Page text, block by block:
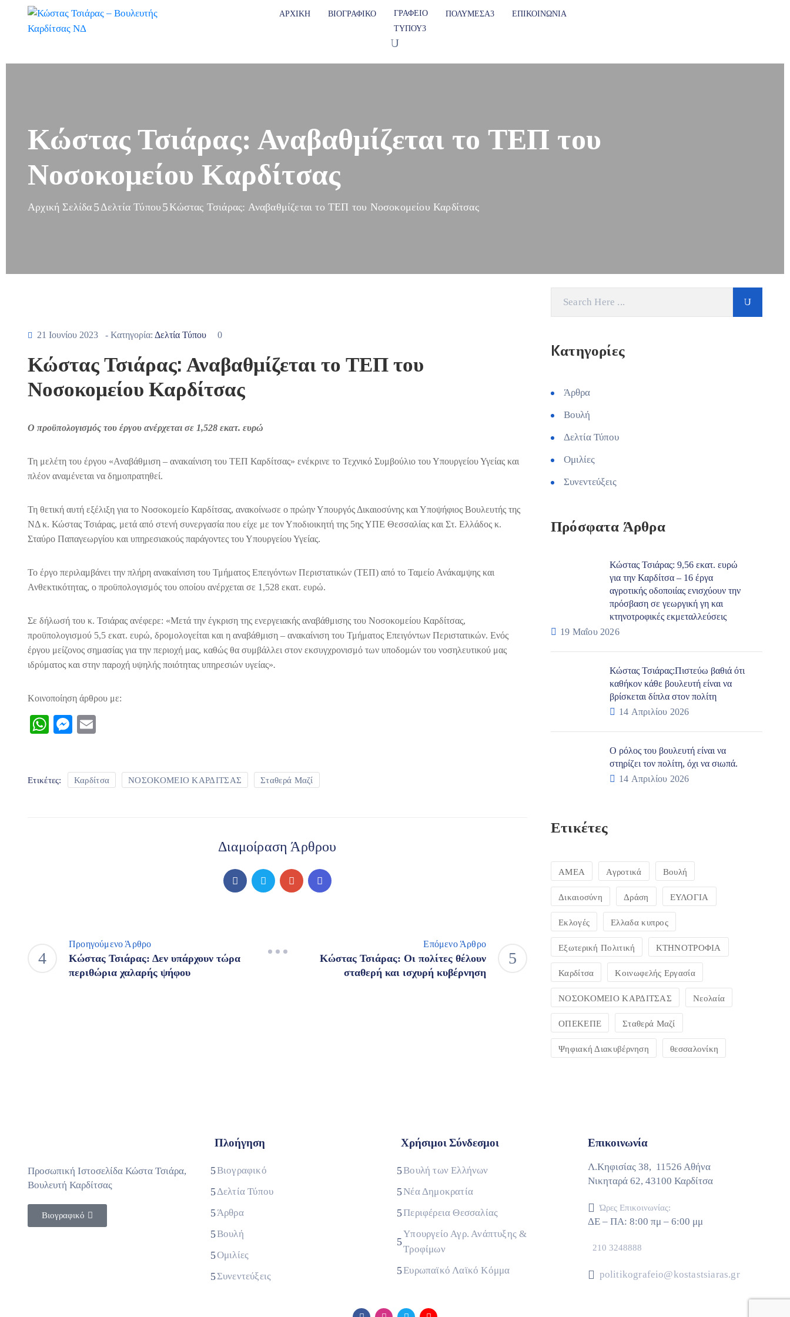
ΑΡΧΙΚΉ ΒΙΟΓΡΑΦΙΚΌ
ΓΡΑΦΕΊΟ
ΤΎΠΟΥ
ΠΟΛΥΜΈΣΑ ΕΠΙΚΟΙΝΩΝΊΑ
Κώστας Τσιάρας: Αναβαθμίζεται το ΤΕΠ του
Νοσοκομείου Καρδίτσας
Αρχική Σελίδα Δελτία Τύπου Κώστας Τσιάρας: Αναβαθμίζεται το ΤΕΠ του Νοσοκομείου Καρδίτσας
21 Ιουνίου 2023 - Κατηγορία: Δελτία Τύπου 0
Κώστας Τσιάρας: Αναβαθμίζεται το ΤΕΠ του
Νοσοκομείου Καρδίτσας
Ο προϋπολογισμός του έργου ανέρχεται σε 1,528 εκατ. ευρώ
Τη μελέτη του έργου «Αναβάθμιση – ανακαίνιση του ΤΕΠ Καρδίτσας» ενέκρινε το Τεχνικό Συμβούλιο του Υπουργείου Υγείας και
πλέον αναμένεται να δημοπρατηθεί.
Τη θετική αυτή εξέλιξη για το Νοσοκομείο Καρδίτσας, ανακοίνωσε ο πρώην Υπουργός Δικαιοσύνης και Υποψήφιος Βουλευτής της
ΝΔ κ. Κώστας Τσιάρας, μετά από στενή συνεργασία που είχε με τον Υποδιοικητή της 5ης ΥΠΕ Θεσσαλίας και Στ. Ελλάδος κ.
Σταύρο Παπαγεωργίου και υπηρεσιακούς παράγοντες του Υπουργείου Υγείας.
Το έργο περιλαμβάνει την πλήρη ανακαίνιση του Τμήματος Επειγόντων Περιστατικών (ΤΕΠ) από το Ταμείο Ανάκαμψης και
Ανθεκτικότητας, ο προϋπολογισμός του οποίου ανέρχεται σε 1,528 εκατ. ευρώ.
Σε δήλωσή του κ. Τσιάρας ανέφερε: «Μετά την έγκριση της ενεργειακής αναβάθμισης του Νοσοκομείου Καρδίτσας,
προϋπολογισμού 5,5 εκατ. ευρώ, δρομολογείται και η αναβάθμιση – ανακαίνιση του Τμήματος Επειγόντων Περιστατικών. Ενός
έργου μείζονος σημασίας για την περιοχή μας, καθώς θα συμβάλλει στον εκσυγχρονισμό των υποδομών του νοσηλευτικού μας
ιδρύματος και στην παροχή υψηλής ποιότητας υπηρεσιών υγείας».
Κοινοποίηση άρθρου με:
WhatsApp
Messenger
Ετικέτες: Καρδίτσα ΝΟΣΟΚΟΜΕΙΟ ΚΑΡΔΙΤΣΑΣ Σταθερά Μαζί
Διαμοίραση Άρθρου
Προηγούμενο Άρθρο
Κώστας Τσιάρας: Δεν υπάρχουν τώρα
περιθώρια χαλαρής ψήφου
Επόμενο Άρθρο
Κώστας Τσιάρας: Οι πολίτες θέλουν
σταθερή και ισχυρή κυβέρνηση
Kατηγορίες
Άρθρα
Βουλή
Δελτία Τύπου
Ομιλίες
Συνεντεύξεις
Πρόσφατα Άρθρα
Κώστας Τσιάρας: 9,56 εκατ. ευρώ
για την Καρδίτσα – 16 έργα
αγροτικής οδοποιίας ενισχύουν την
πρόσβαση σε γεωργική γη και
κτηνοτροφικές εκμεταλλεύσεις
19 Μαΐου 2026
Κώστας Τσιάρας:Πιστεύω βαθιά ότι
καθήκον κάθε βουλευτή είναι να
βρίσκεται δίπλα στον πολίτη
14 Απριλίου 2026
Ο ρόλος του βουλευτή είναι να
στηρίζει τον πολίτη, όχι να σιωπά.
14 Απριλίου 2026
Ετικέτες
ΑΜΕΑ Αγροτικά Βουλή
Δικαιοσύνη Δράση ΕΥΛΟΓΙΑ
Εκλογές Ελλαδα κυπρος
Εξωτερική Πολιτική ΚΤΗΝΟΤΡΟΦΙΑ
Καρδίτσα Κοινωφελής Εργασία
ΝΟΣΟΚΟΜΕΙΟ ΚΑΡΔΙΤΣΑΣ Νεολαία
ΟΠΕΚΕΠΕ Σταθερά Μαζί
Ψηφιακή Διακυβέρνηση θεσσαλονίκη
Προσωπική Ιστοσελίδα Κώστα Τσιάρα,
Βουλευτή Καρδίτσας
Βιογραφικό
Πλοήγηση
Βιογραφικό
Δελτία Τύπου
Άρθρα
Βουλή
Ομιλίες
Συνεντεύξεις
Χρήσιμοι Σύνδεσμοι
Βουλή των Ελλήνων
Νέα Δημοκρατία
Περιφέρεια Θεσσαλίας
Υπουργείο Αγρ. Ανάπτυξης &
Τροφίμων
Ευρωπαϊκό Λαϊκό Κόμμα
Επικοινωνία
Λ.Κηφισίας 38, 11526 Αθήνα
Νικηταρά 62, 43100 Καρδίτσα
Ώρες Επικοινωνίας:
ΔΕ – ΠΑ: 8:00 πμ – 6:00 μμ
210 3248888
politikografeio@kostastsiaras.gr